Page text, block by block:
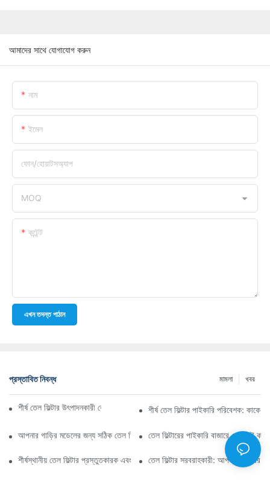
আমাদের সাথে যোগাযোগ করুন
নাম
ইমেল
ফোন/হোয়াটসঅ্যাপ
MOQ
কন্টেন্ট
এখন তদন্ত পাঠান
প্রস্তাবিত নিবন্ধ খবর
মামলা
শীর্ষ তেল ফিল্টার উৎপাদনকারী কোম্পানি: একটি বিস্তৃত সারসংক্ষেপশীর্ষ তেল ফিল্টার পাইকারি পরিবেশক: কাকে
আপনার গাড়ির মডেলের জন্য সঠিক তেল ফিল্টার নির্বাচন করা: মূল বিবেচ্য বিষয়গুলি
তেল ফিল্টারের পাইকারি বাজারে নেভিগেট
শীর্ষস্থানীয় তেল ফিল্টার প্রস্তুতকারক এবং তাদের উদ্ভাবনের উপর স্পটলাইট
তেল ফিল্টার সরবরাহকারী: আপনার ব্যবসার